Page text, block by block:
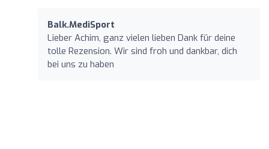
Balk.MediSport
Lieber Achim, ganz vielen lieben Dank für deine
tolle Rezension. Wir sind froh und dankbar, dich
bei uns zu haben